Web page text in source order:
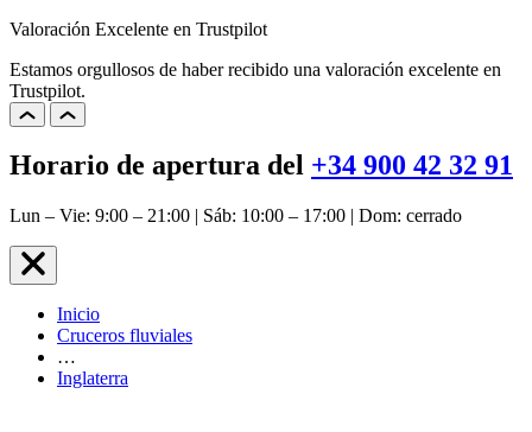
Valoración Excelente en Trustpilot
Estamos orgullosos de haber recibido una valoración excelente en
Trustpilot.
Horario de apertura del +34 900 42 32 91
Lun – Vie: 9:00 – 21:00 | Sáb: 10:00 – 17:00 | Dom: cerrado
Inicio
Cruceros fluviales
…
Inglaterra